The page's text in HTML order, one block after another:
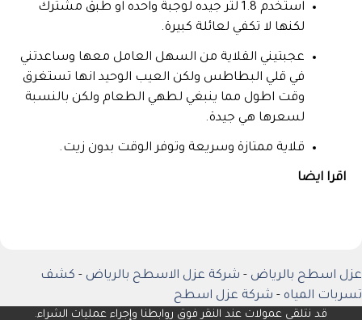
استخدم 1.8 لتر جيده لوجبة واحده او طبق مشترك
لكنها لا تكفي لعائلة كبيرة.
عجبتيني القلاية من السهل العامل معها وساعدتني
في قلي البطاطس ولكن العيب الوحيد انها تستغرق
وقت اطول مما ينبغي لطهي الطعام ولكن بالنسبة
لسعرها هي جيدة.
قلاية ممتازة وسريعة وتوفر الوقت بدون زيت.
اقرا ايضا
عزل اسطح بالرياض - شركة عزل الاسطح بالرياض - كشف
تسربات المياه - شركة عزل اسطح
قد نتلقى عمولات عند النقر فوق روابطنا وإجراء عمليات الشراء.